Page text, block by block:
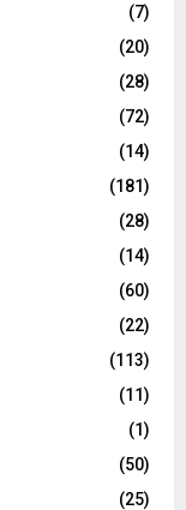
(7)
(20)
(28)
(72)
(14)
(181)
(28)
(14)
(60)
(22)
(113)
(11)
(1)
(50)
(25)